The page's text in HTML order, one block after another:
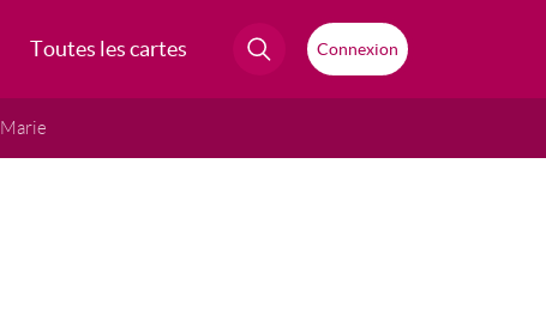
Toutes les cartes Connexion
Marie